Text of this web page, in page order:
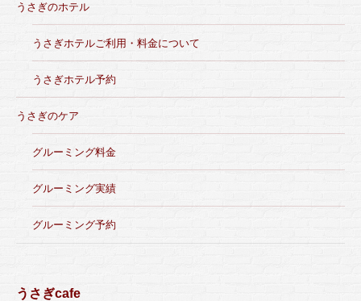
うさぎのホテル
うさぎホテルご利用・料金について
うさぎホテル予約
うさぎのケア
グルーミング料金
グルーミング実績
グルーミング予約
うさぎcafe